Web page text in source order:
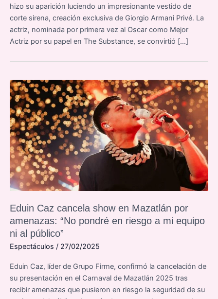
hizo su aparición luciendo un impresionante vestido de
corte sirena, creación exclusiva de Giorgio Armani Privé. La
actriz, nominada por primera vez al Oscar como Mejor
Actriz por su papel en The Substance, se convirtió […]
Eduin Caz cancela show en Mazatlán por
amenazas: “No pondré en riesgo a mi equipo
ni al público”
Espectáculos / 27/02/2025
Eduin Caz, líder de Grupo Firme, confirmó la cancelación de
su presentación en el Carnaval de Mazatlán 2025 tras
recibir amenazas que pusieron en riesgo la seguridad de su